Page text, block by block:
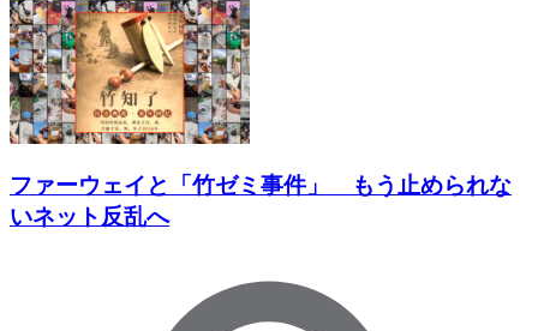
ファーウェイと「竹ゼミ事件」 もう止められな
いネット反乱へ